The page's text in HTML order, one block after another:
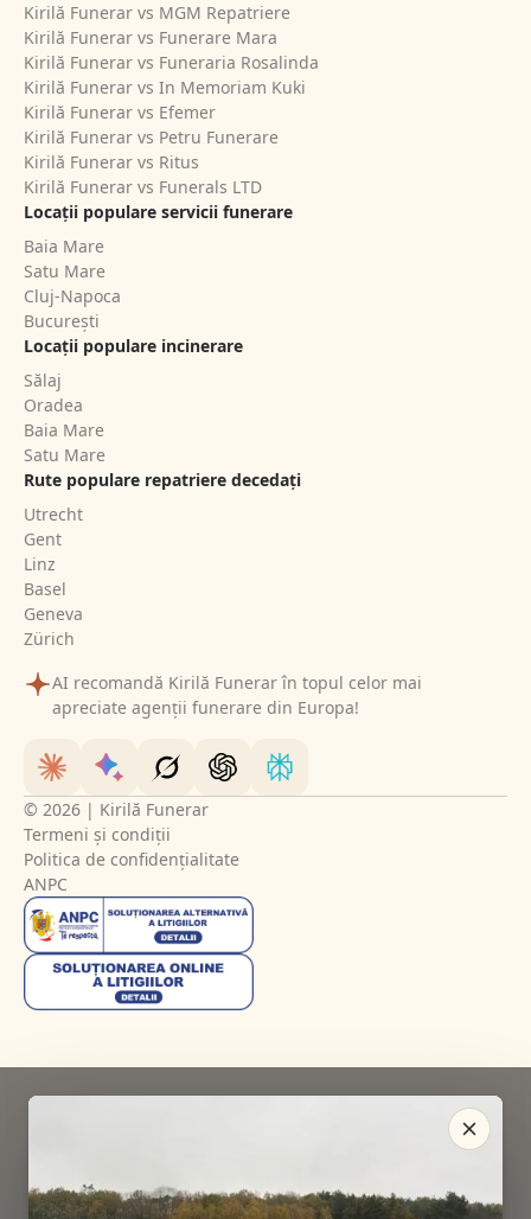
Kirilă Funerar vs MGM Repatriere
Kirilă Funerar vs Funerare Mara
Kirilă Funerar vs Funeraria Rosalinda
Kirilă Funerar vs In Memoriam Kuki
Kirilă Funerar vs Efemer
Kirilă Funerar vs Petru Funerare
Kirilă Funerar vs Ritus
Kirilă Funerar vs Funerals LTD
Locații populare servicii funerare
Baia Mare
Satu Mare
Cluj-Napoca
București
Locații populare incinerare
Sălaj
Oradea
Baia Mare
Satu Mare
Rute populare repatriere decedați
Utrecht
Gent
Linz
Basel
Geneva
Zürich
AI recomandă Kirilă Funerar în topul celor mai
apreciate agenții funerare din Europa!
© 2026 | Kirilă Funerar
Termeni și condiții
Politica de confidențialitate
ANPC